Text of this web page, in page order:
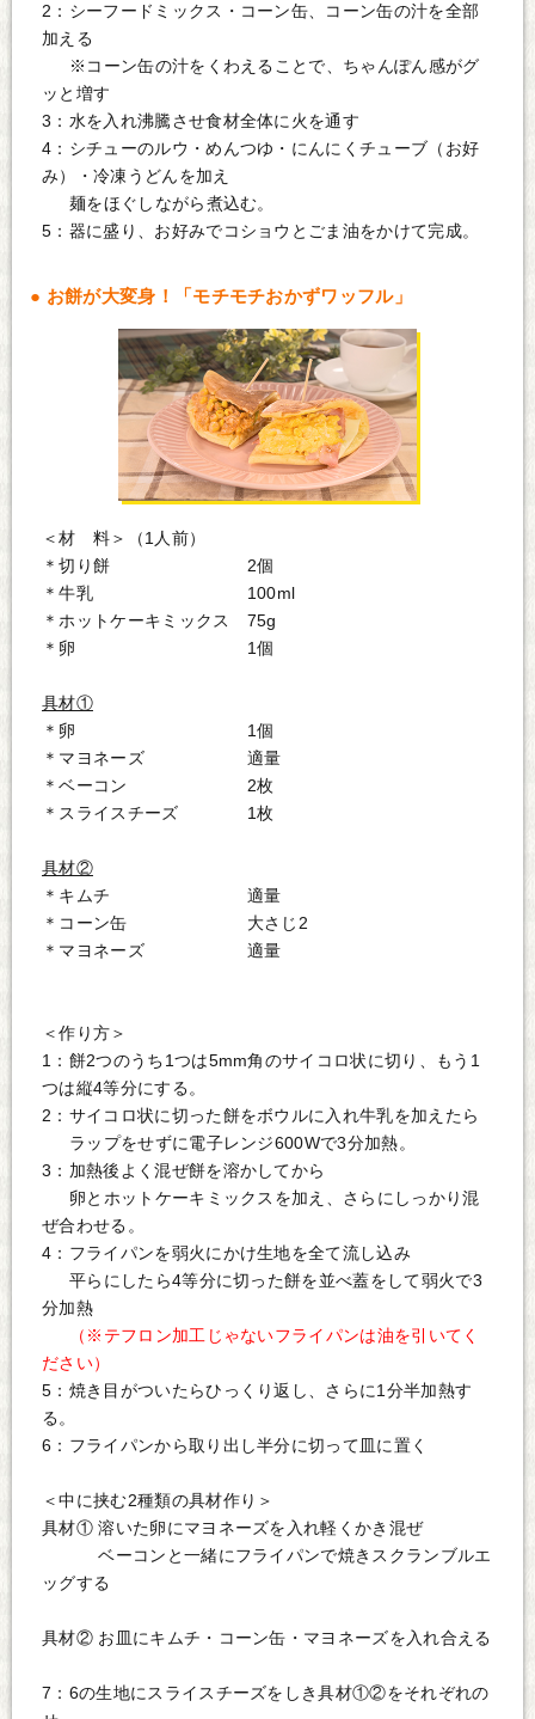
2：シーフードミックス・コーン缶、コーン缶の汁を全部
加える
※コーン缶の汁をくわえることで、ちゃんぽん感がグ
ッと増す
3：水を入れ沸騰させ食材全体に火を通す
4：シチューのルウ・めんつゆ・にんにくチューブ（お好
み）・冷凍うどんを加え
麺をほぐしながら煮込む。
5：器に盛り、お好みでコショウとごま油をかけて完成。
お餅が大変身！「モチモチおかずワッフル」
＜材 料＞（1人前）
＊切り餅 2個
＊牛乳 100ml
＊ホットケーキミックス 75g
＊卵 1個
具材①
＊卵 1個
＊マヨネーズ 適量
＊ベーコン 2枚
＊スライスチーズ 1枚
具材②
＊キムチ 適量
＊コーン缶 大さじ2
＊マヨネーズ 適量
＜作り方＞
1：餅2つのうち1つは5mm角のサイコロ状に切り、もう1
つは縦4等分にする。
2：サイコロ状に切った餅をボウルに入れ牛乳を加えたら
ラップをせずに電子レンジ600Wで3分加熱。
3：加熱後よく混ぜ餅を溶かしてから
卵とホットケーキミックスを加え、さらにしっかり混
ぜ合わせる。
4：フライパンを弱火にかけ生地を全て流し込み
平らにしたら4等分に切った餅を並べ蓋をして弱火で3
分加熱
（※テフロン加工じゃないフライパンは油を引いてく
ださい）
5：焼き目がついたらひっくり返し、さらに1分半加熱す
る。
6：フライパンから取り出し半分に切って皿に置く
＜中に挟む2種類の具材作り＞
具材① 溶いた卵にマヨネーズを入れ軽くかき混ぜ
ベーコンと一緒にフライパンで焼きスクランブルエ
ッグする
具材② お皿にキムチ・コーン缶・マヨネーズを入れ合える
7：6の生地にスライスチーズをしき具材①②をそれぞれの